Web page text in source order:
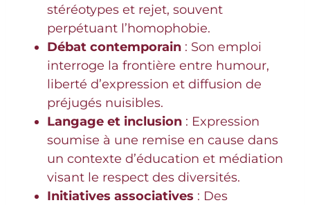
stéréotypes et rejet, souvent
perpétuant l’homophobie.
Débat contemporain : Son emploi
interroge la frontière entre humour,
liberté d’expression et diffusion de
préjugés nuisibles.
Langage et inclusion : Expression
soumise à une remise en cause dans
un contexte d’éducation et médiation
visant le respect des diversités.
Initiatives associatives : Des